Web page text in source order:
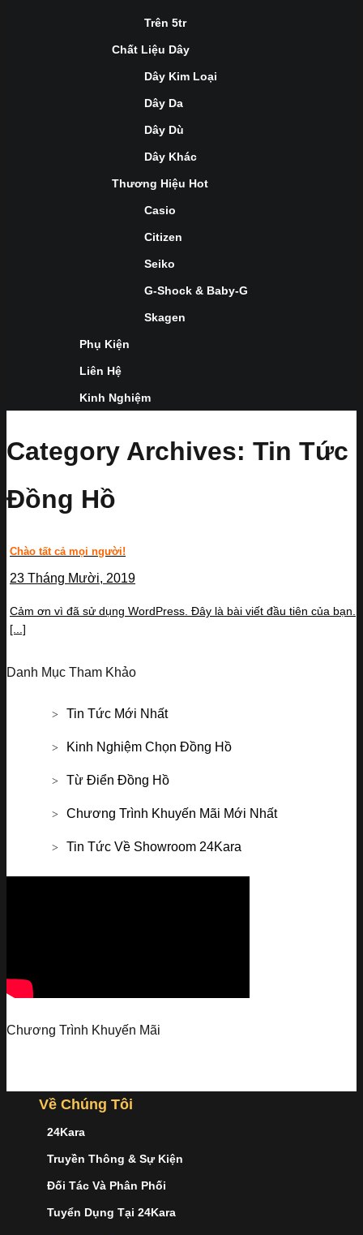
Trên 5tr
Chất Liệu Dây
Dây Kim Loại
Dây Da
Dây Dù
Dây Khác
Thương Hiệu Hot
Casio
Citizen
Seiko
G-Shock & Baby-G
Skagen
Phụ Kiện
Liên Hệ
Kinh Nghiệm
Category Archives: Tin Tức
Đồng Hồ
Chào tất cả mọi người!
23 Tháng Mười, 2019
Cảm ơn vì đã sử dụng WordPress. Đây là bài viết đầu tiên của bạn.
[...]
Danh Mục Tham Khảo
Tin Tức Mới Nhất
Kinh Nghiệm Chọn Đồng Hồ
Từ Điển Đồng Hồ
Chương Trình Khuyến Mãi Mới Nhất
Tin Tức Về Showroom 24Kara
Chương Trình Khuyến Mãi
Về Chúng Tôi
24Kara
Truyền Thông & Sự Kiện
Đối Tác Và Phân Phối
Tuyển Dụng Tại 24Kara